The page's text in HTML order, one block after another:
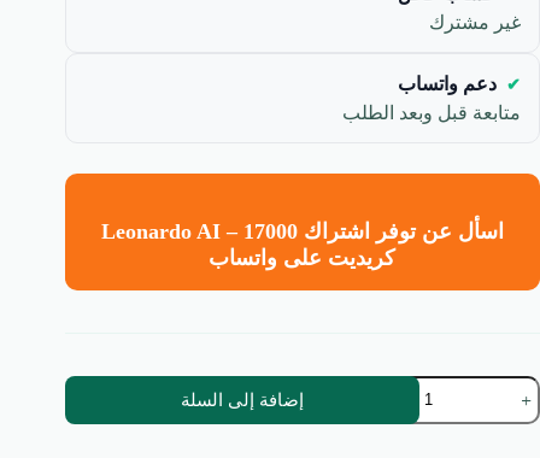
غير مشترك
دعم واتساب
متابعة قبل وبعد الطلب
اسأل عن توفر اشتراك Leonardo AI – 17000
كريديت على واتساب
كمية
حساب
ليوناردو
إضافة إلى السلة